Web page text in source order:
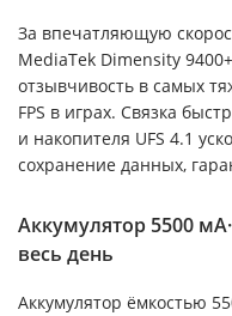
За впечатляющую
MediaTek Dimensity
отзывчивость в самых
FPS в играх. Связка
и накопителя UFS 4.1
сохранение данных,
Аккумулятор 5500
весь день
Аккумулятор ёмкостью